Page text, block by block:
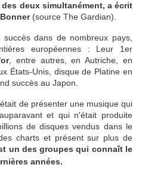
deux simultanément, a écrit
(source The Gardian).
dans de nombreux pays,
européennes : Leur 1er
, entre autres, en Autriche, en
États-Unis, disque de Platine en
succès au Japon.
était de présenter une musique qui
et qui n'était produite
de disques vendus dans le
charts et présent sur plus de
un des groupes qui connaît le
années.